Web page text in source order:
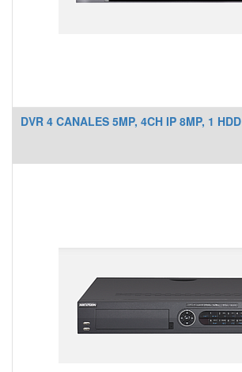
DVR 4 CANALES 5MP, 4CH IP 8MP, 1 HDD